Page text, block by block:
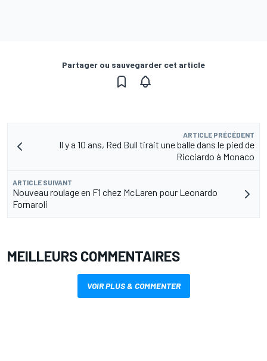
Partager ou sauvegarder cet article
ARTICLE PRÉCÉDENT
Il y a 10 ans, Red Bull tirait une balle dans le pied de
Ricciardo à Monaco
ARTICLE SUIVANT
Nouveau roulage en F1 chez McLaren pour Leonardo
Fornaroli
MEILLEURS COMMENTAIRES
VOIR PLUS & COMMENTER